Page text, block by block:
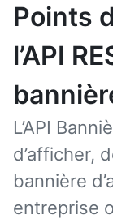
Points
l’API
L’API
d’afficher,
bannière
entreprise